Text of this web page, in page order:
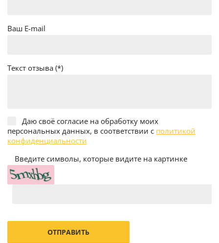
Ваш E-mail
Текст отзыва (*)
Даю своё согласие на обработку моих
персональных данных, в соответствии с политикой
конфиденциальности
Введите символы, которые видите на картинке